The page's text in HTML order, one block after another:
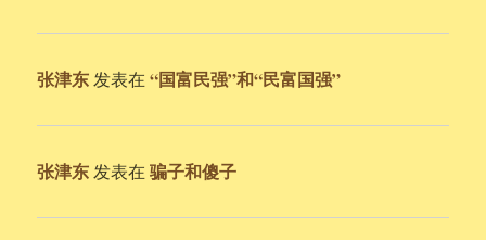
张津东 发表在“国富民强”和“民富国强”
张津东 发表在骗子和傻子